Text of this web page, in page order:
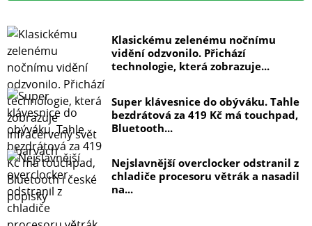
Klasickému zelenému nočnímu
vidění odzvonilo. Přichází
technologie, která zobrazuje...
Super klávesnice do obýváku. Tahle
bezdrátová za 419 Kč má touchpad,
Bluetooth...
Nejslavnější overclocker odstranil z
chladiče procesoru větrák a nasadil
na...